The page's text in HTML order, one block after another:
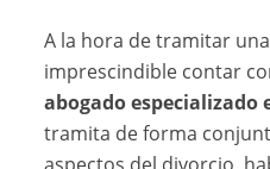
A la hora de tramitar
imprescindible contar
abogado especializado
tramita de forma